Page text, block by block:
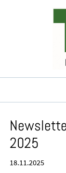
2025
18.11.2025